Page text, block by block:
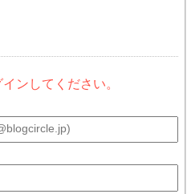
ンしてください。